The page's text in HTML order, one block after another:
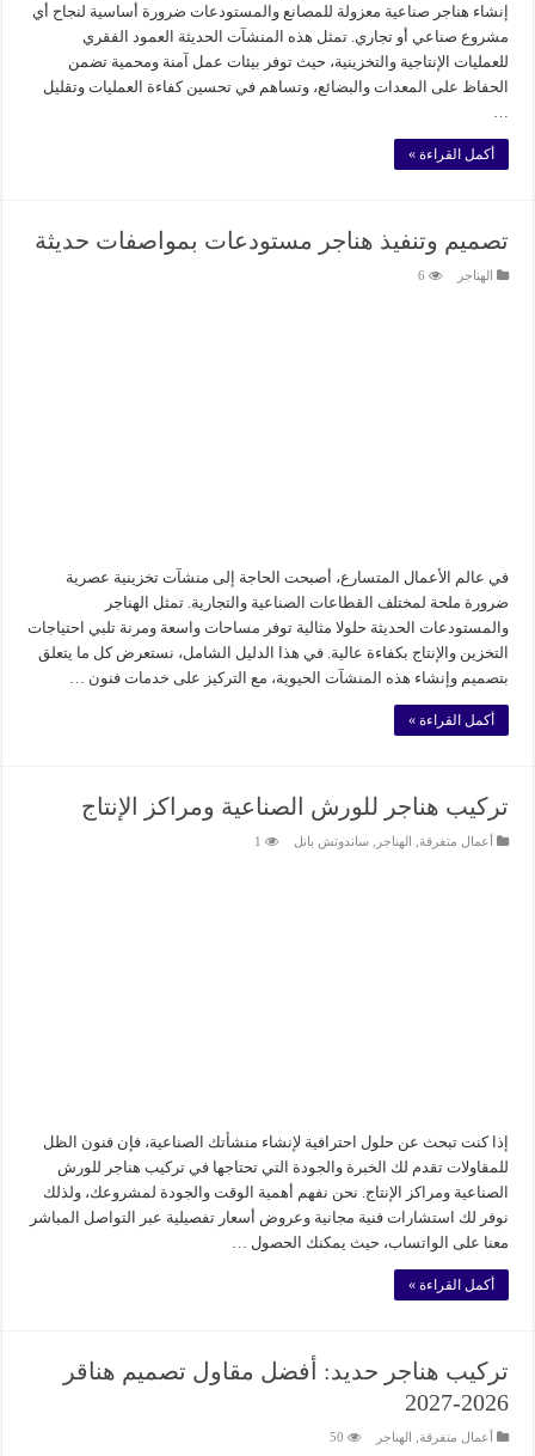
إنشاء هناجر صناعية معزولة للمصانع والمستودعات ضرورة أساسية لنجاح أي
مشروع صناعي أو تجاري. تمثل هذه المنشآت الحديثة العمود الفقري
للعمليات الإنتاجية والتخزينية، حيث توفر بيئات عمل آمنة ومحمية تضمن
الحفاظ على المعدات والبضائع، وتساهم في تحسين كفاءة العمليات وتقليل
أكمل القراءة »
تصميم وتنفيذ هناجر مستودعات بمواصفات حديثة
الهناجر 6
في عالم الأعمال المتسارع، أصبحت الحاجة إلى منشآت تخزينية عصرية
ضرورة ملحة لمختلف القطاعات الصناعية والتجارية. تمثل الهناجر
والمستودعات الحديثة حلولا مثالية توفر مساحات واسعة ومرنة تلبي احتياجات
التخزين والإنتاج بكفاءة عالية. في هذا الدليل الشامل، نستعرض كل ما يتعلق
بتصميم وإنشاء هذه المنشآت الحيوية، مع التركيز على خدمات فنون …
أكمل القراءة »
تركيب هناجر للورش الصناعية ومراكز الإنتاج
أعمال متفرقة الهناجر ,ساندوتش بانل 1
إذا كنت تبحث عن حلول احترافية لإنشاء منشأتك الصناعية، فإن فنون الظل
للمقاولات تقدم لك الخبرة والجودة التي تحتاجها في تركيب هناجر للورش
الصناعية ومراكز الإنتاج. نحن نفهم أهمية الوقت والجودة لمشروعك، ولذلك
نوفر لك استشارات فنية مجانية وعروض أسعار تفصيلية عبر التواصل المباشر
معنا على الواتساب، حيث يمكنك الحصول …
أكمل القراءة »
تركيب هناجر حديد: أفضل مقاول تصميم هناقر
2026-2027
أعمال متفرقة الهناجر 50